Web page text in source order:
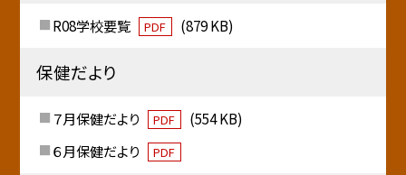
R08学校要覧 PDF (879 KB)
保健だより
７月保健だより PDF
(554 KB)
６月保健だより
PDF